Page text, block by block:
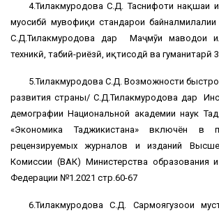
4.Тилакмуродова С.Д. Таснифоти нақшаи
муҳосибӣ мувофиқи стандарҳои
С.Д.Тилакмуродова дар Маҷмӯи маводҳои
техникӣ, табиӣ-риёзӣ, иқтисодӣ ва гуманитарӣ
5.Тилакмуродова С.Д. Возможности
развития страны/ С.Д.Тилакмуродова дар
демографии Национальной академии наук
«Экономика Таджикистана» включён в
рецензируемых журналов и изданий
Комиссии (ВАК) Министерства образования и
Федерации №1.2021 стр.60-67
6.Тилакмуродова С.Д. Сармоягузоҳои